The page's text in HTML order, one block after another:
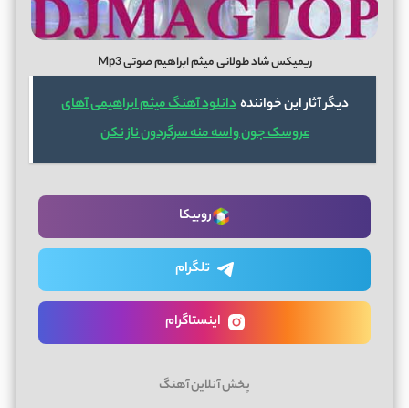
ریمیکس شاد طولانی میثم ابراهیم صوتی Mp3
دیگر آثار این خوانندهدانلود آهنگ میثم ابراهیمی آهای
عروسک جون واسه منه سرگردون ناز نکن
روبیکا
تلگرام
اینستاگرام
پخش آنلاین آهنگ